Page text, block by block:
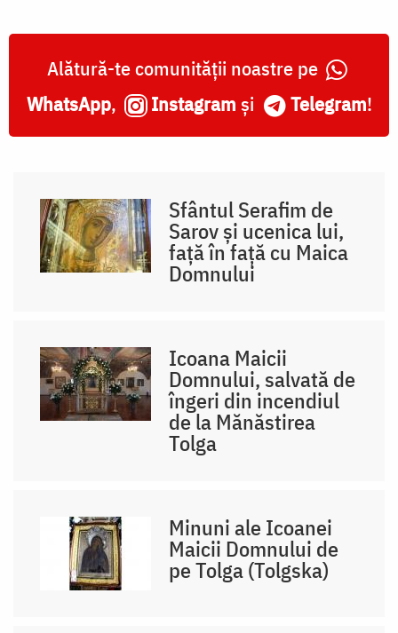
Alătură-te comunității noastre pe
WhatsApp, Instagram și Telegram!
Sfântul Serafim de
Sarov și ucenica lui,
față în față cu Maica
Domnului
Icoana Maicii
Domnului, salvată de
îngeri din incendiul
de la Mănăstirea
Tolga
Minuni ale Icoanei
Maicii Domnului de
pe Tolga (Tolgska)